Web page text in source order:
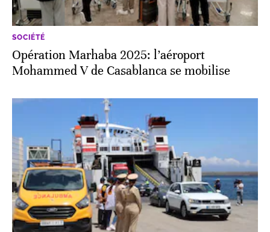
SOCIÉTÉ
Opération Marhaba 2025: l’aéroport
Mohammed V de Casablanca se mobilise